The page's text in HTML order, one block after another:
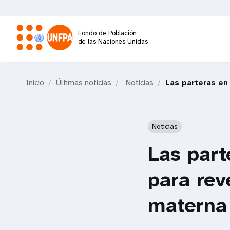
contenido
principal
Fondo de Población
de las Naciones Unidas
Inicio Últimas noticias Noticias Las parteras
Noticias
Las
para